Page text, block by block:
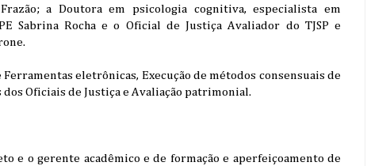
a Doutora em psicologia cognitiva, especialista em
Sabrina Rocha e o Oficial de Justiça Avaliador do TJSP e
eletrônicas, Execução de métodos consensuais de
Oficiais de Justiça e Avaliação patrimonial.
e o gerente acadêmico e de formação e aperfeiçoamento de